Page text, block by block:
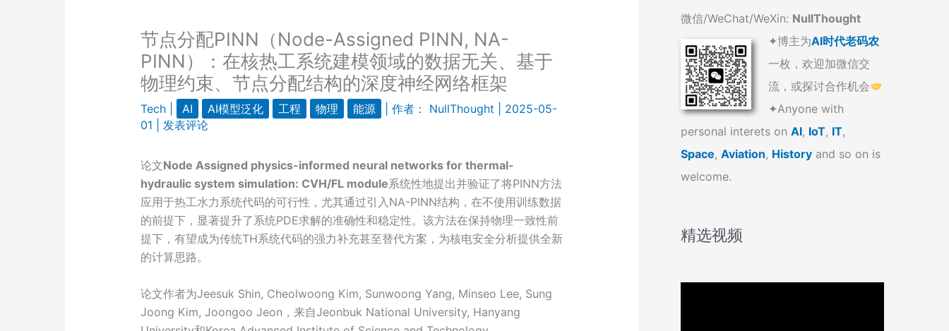
节点分配PINN（Node-Assigned PINN, NA-
PINN）：在核热工系统建模领域的数据无关、基于
物理约束、节点分配结构的深度神经网络框架
Tech| AI AI模型泛化 工程 物理 能源 | 作者： NullThought
2025-05-
01
发表评论
论文Node Assigned physics-informed neural networks for thermal-
hydraulic system simulation: CVH/FL module系统性地提出并验证了将PINN方法
应用于热工水力系统代码的可行性，尤其通过引入NA-PINN结构，在不使用训练数据
的前提下，显著提升了系统PDE求解的准确性和稳定性。该方法在保持物理一致性前
提下，有望成为传统TH系统代码的强力补充甚至替代方案，为核电安全分析提供全新
的计算思路。
论文作者为Jeesuk Shin, Cheolwoong Kim, Sunwoong Yang, Minseo Lee, Sung
Joong Kim, Joongoo Jeon，来自Jeonbuk National University, Hanyang
微信/WeChat/WeXin: NullThought
✦博主为AI时代老码农
一枚，欢迎加微信交
流，或探讨合作机会
✦Anyone with
personal interets on AI, IoT, IT,
Space, Aviation, History and so on is
welcome.
精选视频